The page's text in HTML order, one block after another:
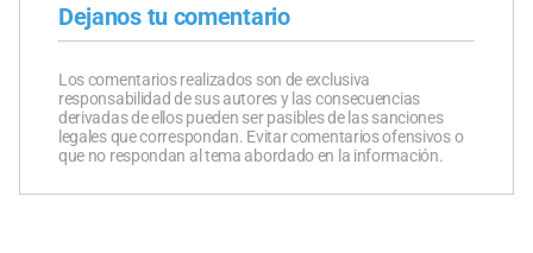
Dejanos tu comentario
Los comentarios realizados son de exclusiva
responsabilidad de sus autores y las consecuencias
derivadas de ellos pueden ser pasibles de las sanciones
legales que correspondan. Evitar comentarios ofensivos o
que no respondan al tema abordado en la información.